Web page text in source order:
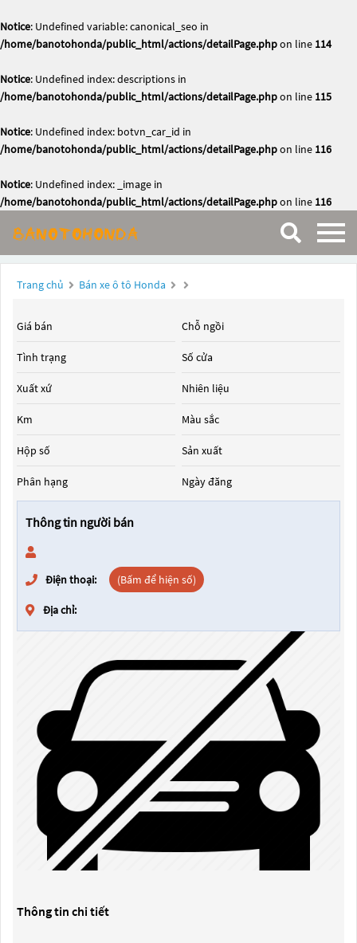
Notice: Undefined variable: canonical_seo in
/home/banotohonda/public_html/actions/detailPage.phpon line 114
Notice: Undefined index: descriptions in
/home/banotohonda/public_html/actions/detailPage.phpon line 115
Notice: Undefined index: botvn_car_id in
/home/banotohonda/public_html/actions/detailPage.phpon line 116
Notice: Undefined index: _image in
/home/banotohonda/public_html/actions/detailPage.phpon line 116
Trang chủ Bán xe ô tô Honda
Giá bán
Tình trạng
Xuất xứ
Km
Hộp số
Phân hạng
Chỗ ngồi
Số cửa
Nhiên liệu
Màu sắc
Sản xuất
Ngày đăng
Thông tin người bán
Điện thoại: (Bấm để hiện số)
Địa chỉ:
Thông tin chi tiết